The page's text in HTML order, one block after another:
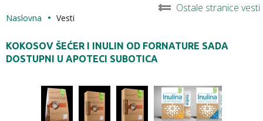
Ostale stranice vesti
Naslovna Vesti
KOKOSOV ŠEĆER I INULIN OD FORNATURE SADA
DOSTUPNI U APOTECI SUBOTICA